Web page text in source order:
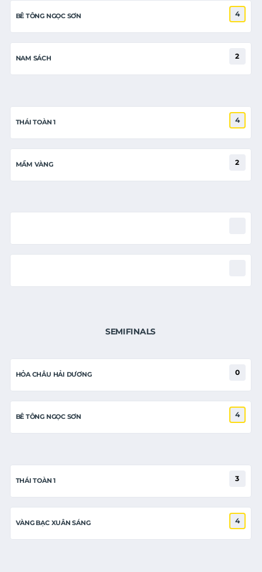
BÊ TÔNG NGỌC SƠN 4
NAM SÁCH 2
THÁI TOÀN 1 4
MẦM VÀNG 2
SEMIFINALS
HỎA CHÂU HẢI DƯƠNG 0
BÊ TÔNG NGỌC SƠN 4
THÁI TOÀN 1 3
VÀNG BẠC XUÂN SÁNG 4